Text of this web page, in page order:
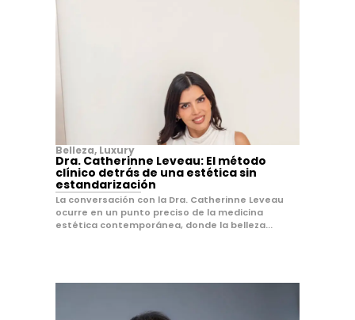
Belleza, Luxury
Dra. Catherinne Leveau: El método
clínico detrás de una estética sin
estandarización
La conversación con la Dra. Catherinne Leveau
ocurre en un punto preciso de la medicina
estética contemporánea, donde la belleza...